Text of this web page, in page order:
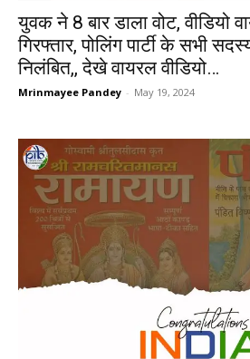
युवक ने 8 बार डाला वोट, वीडियो
गिरफ्तार, पोलिंग पार्टी के सभी
निलंबित,, देखे वायरल वीडियो…
Mrinmayee Pandey - May 19, 2024